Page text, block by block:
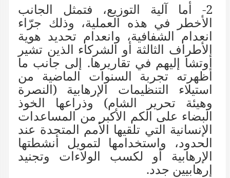
2- أما آلية التوزيع، فتمثل الجانب
الأخطر في هذه العملية، وذلك جرّاء
انعدام الشفافية، وانعدام تحديد هوية
الأطراف الثالثة أو الشركاء الذين تشير
أوتشا إليهم في تقاريرها. إلى جانب ما
أظهرته تجربة السنوات الماضية من
استيلاء التنظيمات الإرهابية (النصرة
وهيئة تحرير الشام) وذراعها الخوذ
البضاء على الكم الأكبر من المساعدات
الإنسانية التي تلقيها الأمم المتحدة عند
الحدود، واستخدامها لتمويل أنشطتها
الإرهابية أو لكسب الولاءات وتجنيد
إرهابيين جدد.